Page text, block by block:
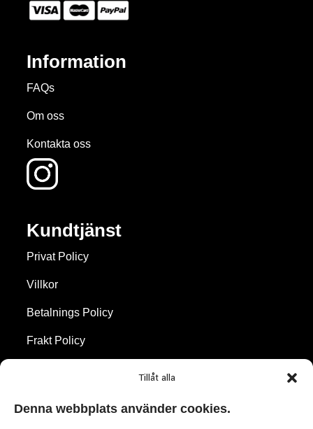
Tillåt alla
Denna webbplats använder cookies.
Information
FAQs
Om oss
Kontakta oss
Kundtjänst
Privat Policy
Villkor
Betalnings Policy
Frakt Policy